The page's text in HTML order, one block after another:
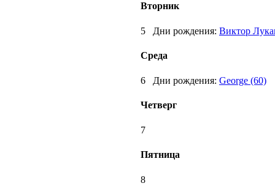
Вторник
5 Дни рождения: Виктор
Среда
6 Дни рождения: George (60)
Четверг
7
Пятница
8